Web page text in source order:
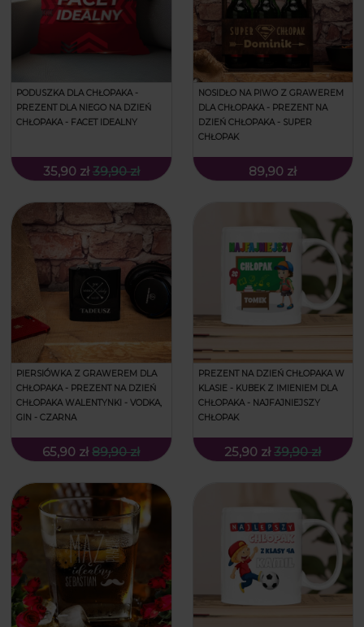
PODUSZKA DLA CHŁOPAKA -
PREZENT DLA NIEGO NA DZIEŃ
CHŁOPAKA - FACET IDEALNY
35,90 zł 39,90 zł
NOSIDŁO NA PIWO Z GRAWEREM
DLA CHŁOPAKA - PREZENT NA
DZIEŃ CHŁOPAKA - SUPER
CHŁOPAK
89,90 zł
PIERSIÓWKA Z GRAWEREM DLA
CHŁOPAKA - PREZENT NA DZIEŃ
CHŁOPAKA WALENTYNKI - VODKA,
GIN - CZARNA
65,90 zł 89,90 zł
PREZENT NA DZIEŃ CHŁOPAKA W
KLASIE - KUBEK Z IMIENIEM DLA
CHŁOPAKA - NAJFAJNIEJSZY
CHŁOPAK
25,90 zł 39,90 zł